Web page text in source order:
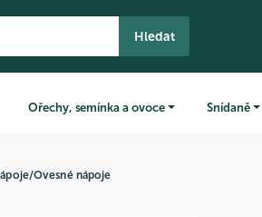
Hledat
Ořechy, semínka a ovoce Snídaně
/Ovesné nápoje